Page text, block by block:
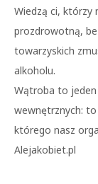
Wiedzą ci, którzy
prozdrowotną,
towarzyskich
alkoholu.
Wątroba to
wewnętrznych:
którego nasz
Alejakobiet.pl